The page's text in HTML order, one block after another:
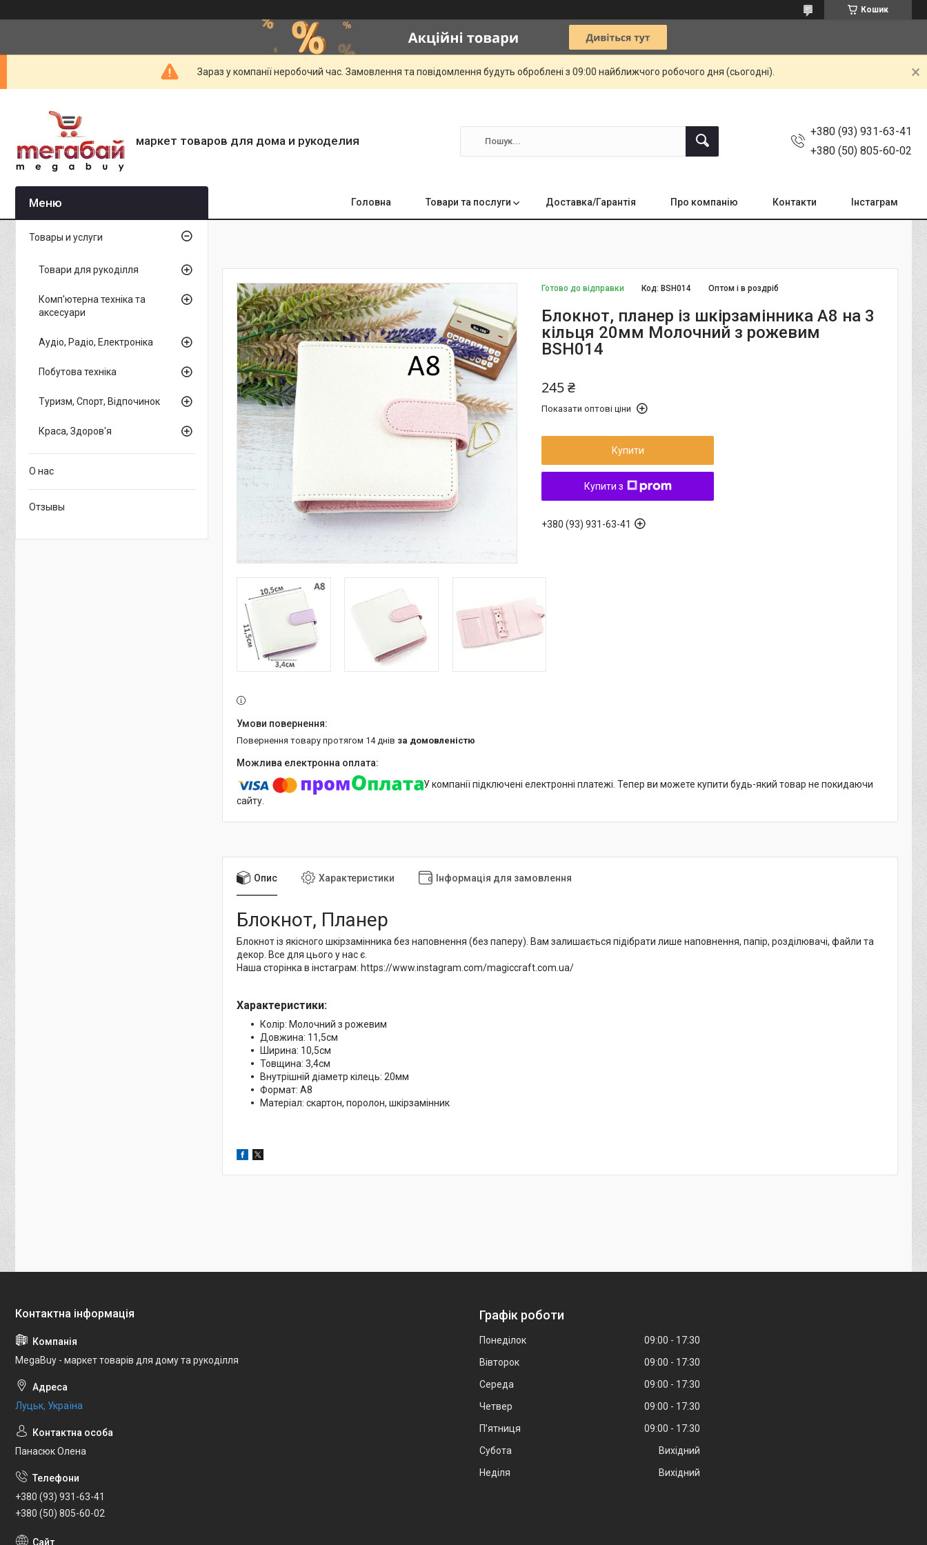
Кошик
Зараз у компанії неробочий час. Замовлення та повідомлення будуть оброблені з 09:00 найближчого робочого дня (сьогодні).
маркет товаров для дома и рукоделия
+380 (93) 931-63-41
+380 (50) 805-60-02
Головна Товари та послуги Доставка/Гарантія Про компанію Контакти Інстаграм
Готово до відправки Оптом і в роздріб
Код: BSH014
Блокнот, планер із шкірзамінника А8 на 3
кільця 20мм Молочний з рожевим
BSH014
245 ₴
Показати оптові ціни
Купити
Купити з
+380 (93) 931-63-41
повернення товару протягом 14 днів за домовленістю
У компанії підключені електронні платежі. Тепер ви можете купити будь-який товар не покидаючи
сайту.
Опис Характеристики Інформація для замовлення
Блокнот, Планер
Блокнот із якісного шкірзамінника без наповнення (без паперу). Вам залишається підібрати лише наповнення, папір, розділювачі, файли та
декор. Все для цього у нас є.
Наша сторінка в інстаграм: https://www.instagram.com/magiccraft.com.ua/
Характеристики:
Колір: Молочний з рожевим
Довжина: 11,5см
Ширина: 10,5см
Товщина: 3,4см
Внутрішній діаметр кілець: 20мм
Формат: А8
Матеріал: скартон, поролон, шкірзамінник
Товары и услуги
Товари для рукоділля
Комп'ютерна техніка та
аксесуари
Аудіо, Радіо, Електроніка
Побутова техніка
Туризм, Спорт, Відпочинок
Краса, Здоров'я
О нас
Отзывы
MegaBuy - маркет товарів для дому та рукоділля
Луцьк, Україна
Панасюк Олена
+380 (93) 931-63-41
+380 (50) 805-60-02
Графік роботи
Понеділок 09:00
17:30
Вівторок
09:00
17:30
Середа
09:00
17:30
Четвер
09:00
17:30
Пʼятниця
09:00
17:30
Субота
Вихідний
Неділя
Вихідний